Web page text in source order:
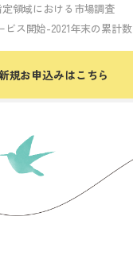
領域における市場調査
ス開始-2021年末の累計数
規お申込みはこちら